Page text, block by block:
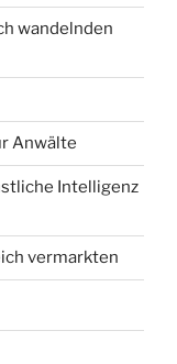
wandelnden
Anwälte
Intelligenz
vermarkten